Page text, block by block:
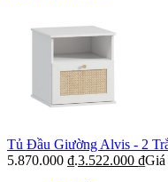
Tủ Đầu Giường Alvis - 2
5.870.000 ₫.3.522.000 ₫Giá